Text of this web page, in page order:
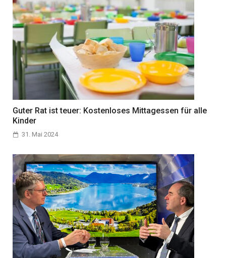
Guter Rat ist teuer: Kostenloses Mittagessen für alle
Kinder
31. Mai 2024